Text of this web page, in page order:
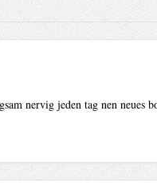
nervig jeden tag nen neues